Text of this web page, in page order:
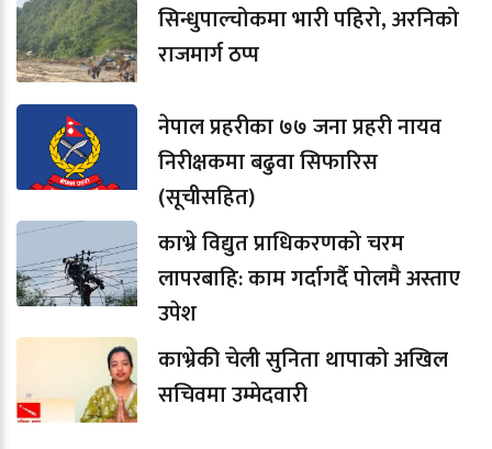
सिन्धुपाल्चोकमा भारी पहिरो, अरनिको
राजमार्ग ठप्प
नेपाल प्रहरीका ७७ जना प्रहरी नायव
निरीक्षकमा बढुवा सिफारिस
(सूचीसहित)
काभ्रे विद्युत प्राधिकरणको चरम
लापरबाहि: काम गर्दागर्दै पोलमै अस्ताए
उपेश
काभ्रेकी चेली सुनिता थापाको अखिल
सचिवमा उम्मेदवारी